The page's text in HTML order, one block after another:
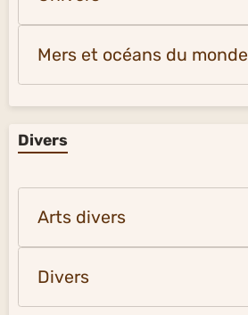
Mers et océans du monde
Divers
Arts divers
Divers